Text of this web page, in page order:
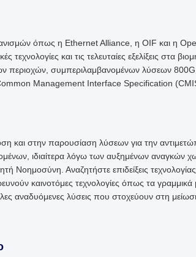
όπως η Ethernet Alliance, η OIF και η
και τις τελευταίες εξελίξεις στα
περιοχών, συμπεριλαμβανομένων λύσεων
Management Interface Specification
και στην παρουσίαση λύσεων για την
ιδιαίτερα λόγω των αυξημένων αναγκών
Νοημοσύνη. Αναζητήστε επιδείξεις
καινοτόμες τεχνολογίες όπως τα
αναδυόμενες λύσεις που στοχεύουν στη